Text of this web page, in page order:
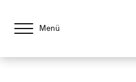
Menü